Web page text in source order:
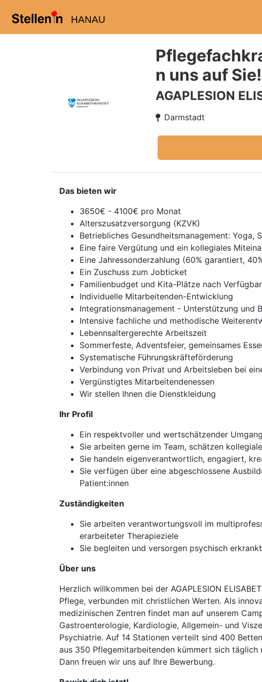
HANAU
n uns auf Sie!
AGAPLESION
Darmstadt
Das bieten wir
3650€ - 4100€ pro Monat
Alterszusatzversorgung (KZVK)
Betriebliches Gesundheitsmanagement:
Eine faire Vergütung und ein kollegiales
Eine Jahressonderzahlung (60% garantiert,
Ein Zuschuss zum Jobticket
Familienbudget und Kita-Plätze nach
Individuelle Mitarbeitenden-Entwicklung
Integrationsmanagement - Unterstützung und
Intensive fachliche und methodische
Lebennsaltergerechte Arbeitszeit
Sommerfeste, Adventsfeier, gemeinsames
Systematische Führungskräfteförderung
Verbindung von Privat und Arbeitsleben bei
Vergünstigtes Mitarbeitendenessen
Wir stellen Ihnen die Dienstkleidung
Ihr Profil
Ein respektvoller und wertschätzender
Sie arbeiten gerne im Team, schätzen
Sie handeln eigenverantwortlich, engagiert,
Sie verfügen über eine abgeschlossene
Patient:innen
Zuständigkeiten
Sie arbeiten verantwortungsvoll im
erarbeiteter Therapieziele
Sie begleiten und versorgen psychisch
Über uns
Herzlich willkommen bei der AGAPLESION
Pflege, verbunden mit christlichen Werten. Als
medizinischen Zentren findet man auf unserem
Gastroenterologie, Kardiologie, Allgemein- und
Psychiatrie. Auf 14 Stationen verteilt sind 400
aus 350 Pflegemitarbeitenden kümmert sich täglich
Dann freuen wir uns auf Ihre Bewerbung.